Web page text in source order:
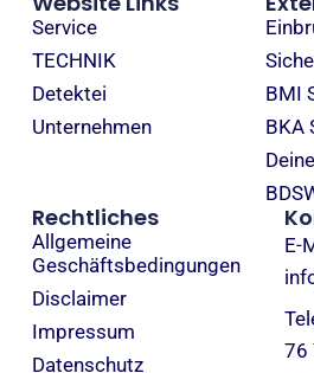
Service
TECHNIK
Detektei
Unternehmen
BMI
BKA
Rechtliches
Allgemeine
Geschäftsbedingungen
Disclaimer
Impressum
Datenschutz
E-
76